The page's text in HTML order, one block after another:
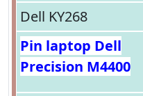
Dell KY268
Pin laptop Dell
Precision M4400